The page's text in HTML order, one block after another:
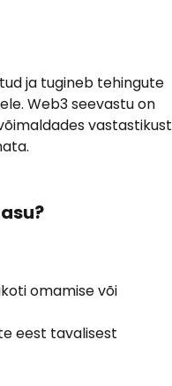
ja tugineb tehingute
Web3 seevastu on
vastastikust
omamise või
eest tavalisest